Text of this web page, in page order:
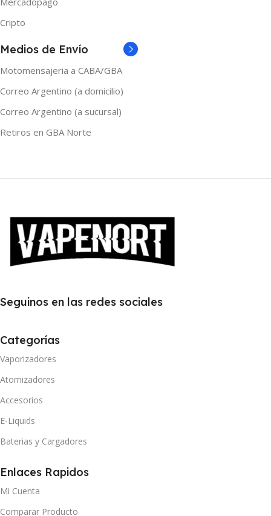
MARCAS
Cripto
Medios de Envío
Motomensajeria a CABA/GBA
Correo Argentino (a domicilio)
Correo Argentino (a sucursal)
Retiros en GBA Norte
Seguinos en las redes sociales
Categorías
Vaporizadores
Atomizadores
Accesorios
E-Liquids
Baterias y Cargadores
Enlaces Rapidos
Mi Cuenta
Comparar Producto